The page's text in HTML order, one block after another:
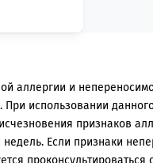
аллергии и
использовании
признаков
Если признаки
проконсультироваться с